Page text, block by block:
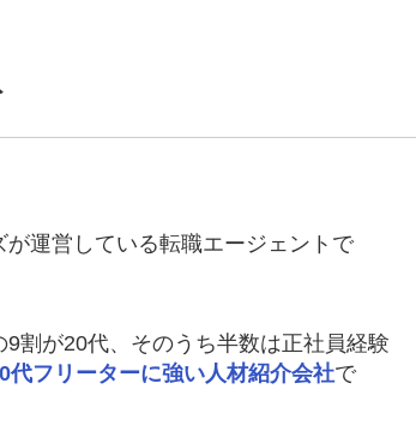
が運営している転職エージェントで
9割が20代、そのうち半数は正社員経験
代フリーターに強い人材紹介会社で